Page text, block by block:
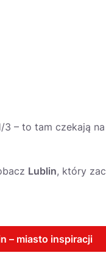
3 – to tam czekają
Lublin, który
– miasto inspiracji